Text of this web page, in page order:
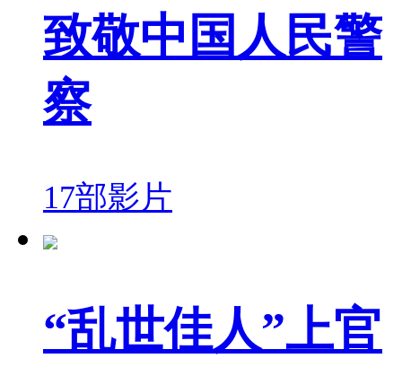
致敬中国人民警
察
17部影片
“乱世佳人”上官